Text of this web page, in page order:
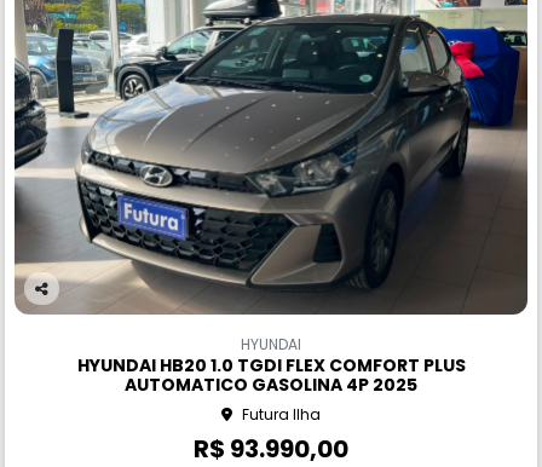
Co
HYUNDAI
HYUNDAI HB20 1.0 TGDI FLEX COMFORT PLUS
AUTOMATICO GASOLINA 4P 2025
Futura Ilha
R$ 93.990,00